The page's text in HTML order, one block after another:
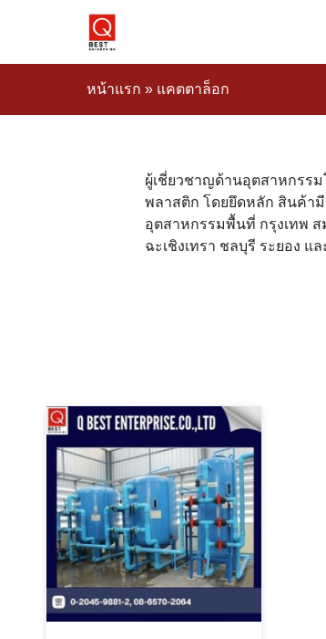
หน้าแรก » แคตตาล็อก
ผู้เชี่ยวชาญด้านอุตสาหกรร
พลาสติก โดยยึดหลัก สินค้ามี
อุตสาหกรรมพื้นที่ กรุงเทพ
ฉะเชิงเทรา ชลบุรี ระยอง แ